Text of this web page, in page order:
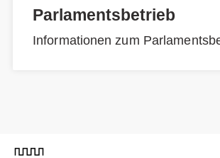
Parlamentsbetrieb
Informationen zum